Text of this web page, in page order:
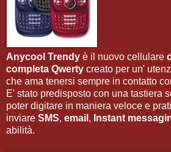
Anycool Trendy è il nuovo cellulare
completa Qwerty creato per un'
che ama tenersi sempre in contatto
E' stato predisposto con una tastiera
poter digitare in maniera veloce e
inviare SMS, email , Instant
abilità.